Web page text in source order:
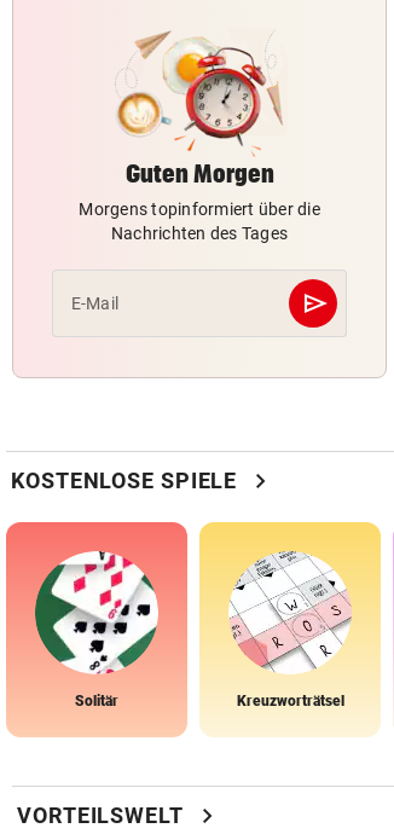
Guten Morgen
Morgens topinformiert über die
Nachrichten des Tages
E-Mail send
Abschicken
KOSTENLOSE SPIELE chevron_right
Solitär Kreuzworträtsel
VORTEILSWELT chevron_right